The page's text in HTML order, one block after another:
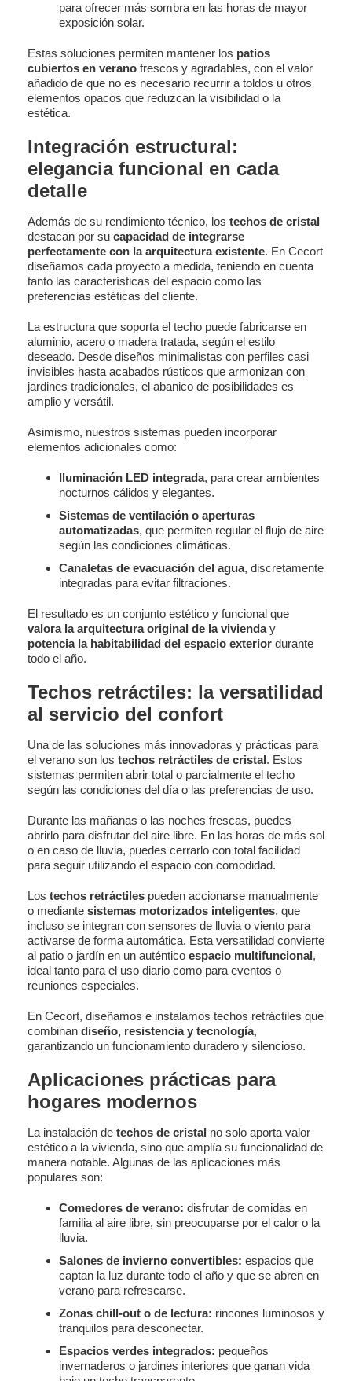
para ofrecer más sombra en las horas de mayor
exposición solar.
Estas soluciones permiten mantener los patios
cubiertos en verano frescos y agradables, con el valor
añadido de que no es necesario recurrir a toldos u otros
elementos opacos que reduzcan la visibilidad o la
estética.
Integración estructural:
elegancia funcional en cada
detalle
Además de su rendimiento técnico, los techos de cristal
destacan por su capacidad de integrarse
perfectamente con la arquitectura existente. En Cecort
diseñamos cada proyecto a medida, teniendo en cuenta
tanto las características del espacio como las
preferencias estéticas del cliente.
La estructura que soporta el techo puede fabricarse en
aluminio, acero o madera tratada, según el estilo
deseado. Desde diseños minimalistas con perfiles casi
invisibles hasta acabados rústicos que armonizan con
jardines tradicionales, el abanico de posibilidades es
amplio y versátil.
Asimismo, nuestros sistemas pueden incorporar
elementos adicionales como:
Iluminación LED integrada, para crear ambientes
nocturnos cálidos y elegantes.
Sistemas de ventilación o aperturas
automatizadas, que permiten regular el flujo de aire
según las condiciones climáticas.
Canaletas de evacuación del agua, discretamente
integradas para evitar filtraciones.
El resultado es un conjunto estético y funcional que
valora la arquitectura original de la vivienday
potencia la habitabilidad del espacio exterior durante
todo el año.
Techos retráctiles: la versatilidad
al servicio del confort
Una de las soluciones más innovadoras y prácticas para
el verano son los techos retráctiles de cristal. Estos
sistemas permiten abrir total o parcialmente el techo
según las condiciones del día o las preferencias de uso.
Durante las mañanas o las noches frescas, puedes
abrirlo para disfrutar del aire libre. En las horas de más sol
o en caso de lluvia, puedes cerrarlo con total facilidad
para seguir utilizando el espacio con comodidad.
Los techos retráctiles pueden accionarse manualmente
o mediante sistemas motorizados inteligentes, que
incluso se integran con sensores de lluvia o viento para
activarse de forma automática. Esta versatilidad convierte
al patio o jardín en un auténtico espacio multifuncional,
ideal tanto para el uso diario como para eventos o
reuniones especiales.
En Cecort, diseñamos e instalamos techos retráctiles que
combinan diseño, resistencia y tecnología,
garantizando un funcionamiento duradero y silencioso.
Aplicaciones prácticas para
hogares modernos
La instalación de techos de cristal no solo aporta valor
estético a la vivienda, sino que amplía su funcionalidad de
manera notable. Algunas de las aplicaciones más
populares son:
Comedores de verano: disfrutar de comidas en
familia al aire libre, sin preocuparse por el calor o la
lluvia.
Salones de invierno convertibles: espacios que
captan la luz durante todo el año y que se abren en
verano para refrescarse.
Zonas chill-out o de lectura: rincones luminosos y
tranquilos para desconectar.
Espacios verdes integrados: pequeños
invernaderos o jardines interiores que ganan vida